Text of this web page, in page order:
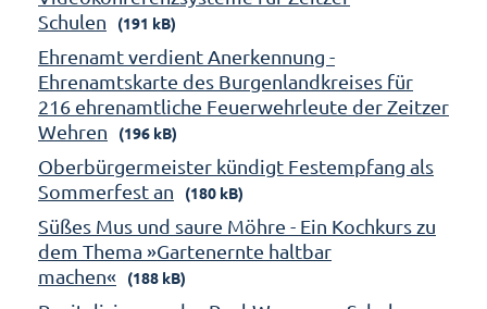
Schulen
(191 kB)
Ehrenamt verdient Anerkennung -
Ehrenamtskarte des Burgenlandkreises für
216 ehrenamtliche Feuerwehrleute der Zeitzer
Wehren
(196 kB)
Oberbürgermeister kündigt Festempfang als
Sommerfest an
(180 kB)
Süßes Mus und saure Möhre - Ein Kochkurs zu
dem Thema »Gartenernte haltbar
machen«
(188 kB)